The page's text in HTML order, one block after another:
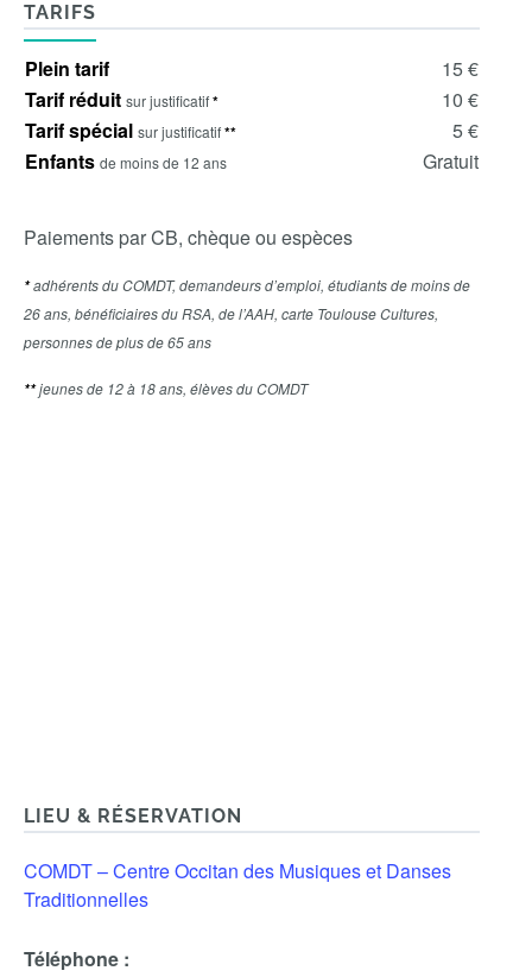
TARIFS
Plein tarif
15 €
Tarif réduit sur justificatif*
10 €
Tarif spécial sur justificatif**
5 €
Enfants de moins de 12 ans Gratuit
Paiements par CB, chèque ou espèces
*adhérents du COMDT, demandeurs d’emploi, étudiants de moins de
26 ans, bénéficiaires du RSA, de l’AAH, carte Toulouse Cultures,
personnes de plus de 65 ans
**jeunes de 12 à 18 ans, élèves du COMDT
LIEU & RÉSERVATION
COMDT – Centre Occitan des Musiques et Danses
Traditionnelles
Téléphone :